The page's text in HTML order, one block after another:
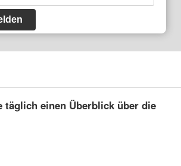
täglich einen Überblick über die